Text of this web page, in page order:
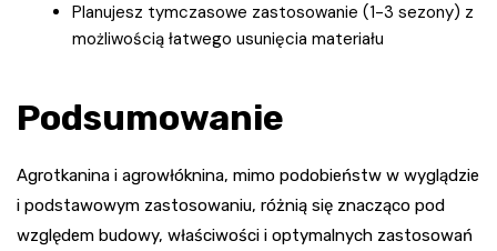
Planujesz tymczasowe zastosowanie (1-3 sezony) z
możliwością łatwego usunięcia materiału
Podsumowanie
Agrotkanina i agrowłóknina, mimo podobieństw w wyglądzie
i podstawowym zastosowaniu, różnią się znacząco pod
względem budowy, właściwości i optymalnych zastosowań